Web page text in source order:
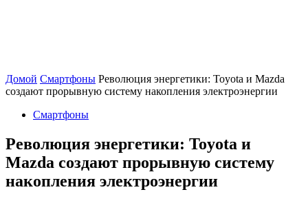
Домой Смартфоны Революция энергетики: Toyota и Mazda
создают прорывную систему накопления электроэнергии
Смартфоны
Революция энергетики: Toyota и
Mazda создают прорывную систему
накопления электроэнергии